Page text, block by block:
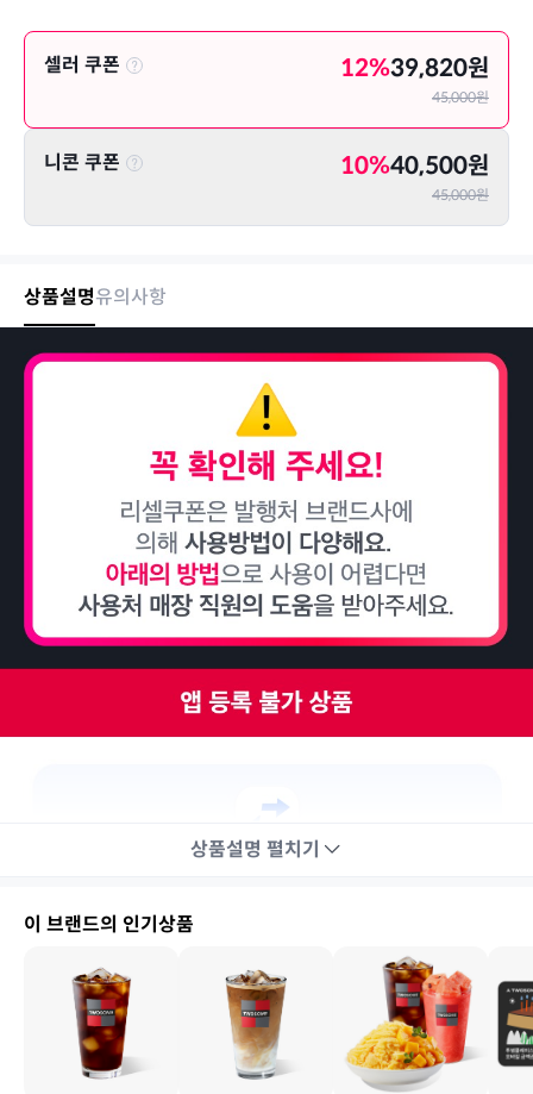
셀러 쿠폰 12%39,820원
45,000원
니콘 쿠폰 10%40,500원
45,000원
상품설명유의사항
상품설명 펼치기
이 브랜드의 인기상품